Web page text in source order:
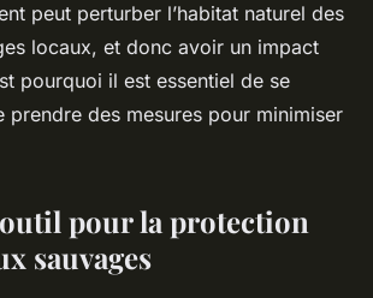
peut perturber l’habitat naturel des
locaux, et donc avoir un impact
pourquoi il est essentiel de se
prendre des mesures pour minimiser
pour la protection
sauvages